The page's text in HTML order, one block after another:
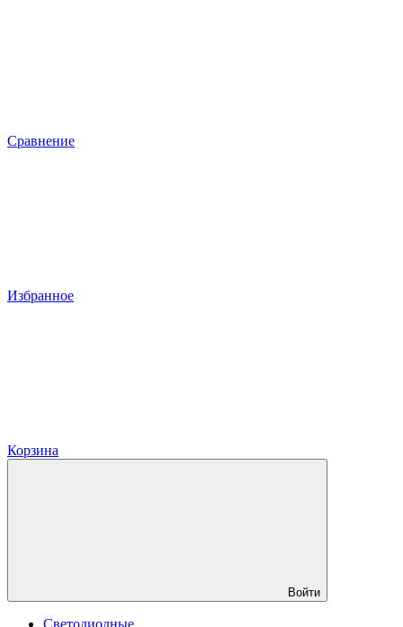
Сравнение
Избранное
Корзина
Войти
Светодиодные